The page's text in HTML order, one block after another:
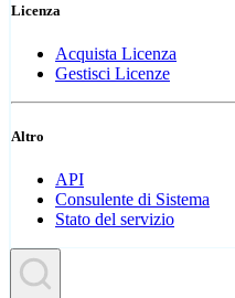
Licenza
Acquista Licenza
Gestisci Licenze
Altro
API
Consulente di Sistema
Stato del servizio